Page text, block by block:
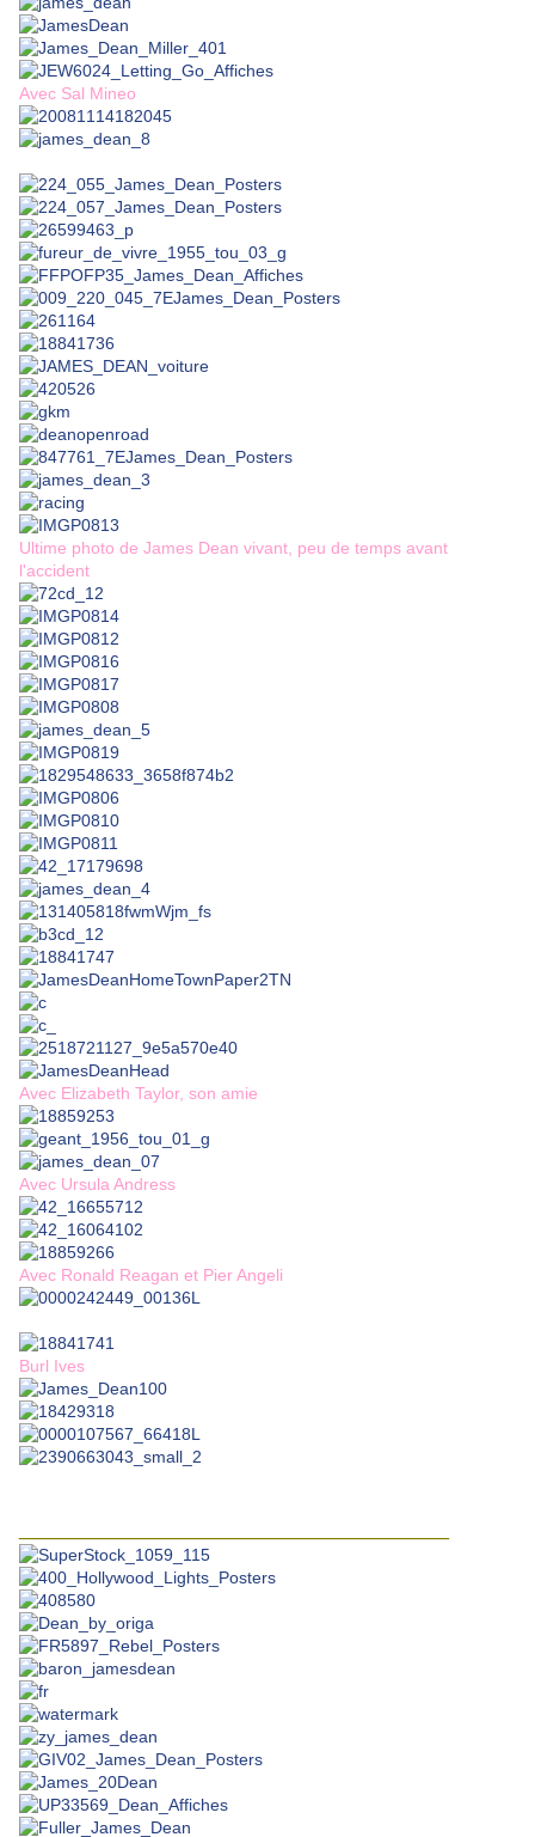
Avec Sal Mineo
Ultime photo de James Dean vivant, peu de temps avant
l'accident
Avec Elizabeth Taylor, son amie
Avec Ursula Andress
Avec Ronald Reagan et Pier Angeli
Burl Ives